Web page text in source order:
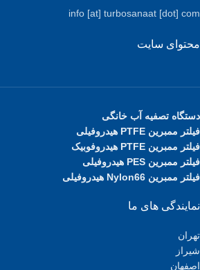
info [at] turbosanaat [dot] com
محتوای سایت
دستگاه تصفیه آب خانگی
فیلتر ممبرین PTFE هیدروفیلی
فیلتر ممبرین PTFE هیدروفوبیک
فیلتر ممبرین PES هیدروفیلی
فیلتر ممبرین Nylon66 هیدروفیلی
نمایندگی های ما
تهران
شیراز
اصفهان